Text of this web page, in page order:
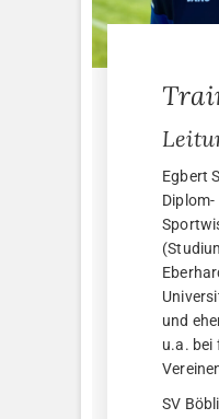
Egbert
Diplom-
und
u.a. bei
SV